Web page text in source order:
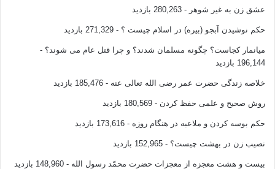
عشق زن به غیر شوهر - 280,263 بازدید
حکم نوشیدن آبجو (بیره) در اسلام چیست ؟ - 271,329 بازدید
میانمار کجاست؟ چگونه مسلمان شدند؟ و چرا قتل عام می شوند؟ -
196,144 بازدید
خلاصه زندگی حضرت عمر رضی الله تعالی عنه - 185,476 بازدید
روش صحیح و علمی حفظ کردن - 180,569 بازدید
حکم بوسه کردن و ملاعبه در هنگام روزه - 173,616 بازدید
نصیب زن در بهشت چیست؟ - 152,965 بازدید
بیست و هشت معجزه از معجزات حضرت محمّد رسول الله - 148,960 بازدید